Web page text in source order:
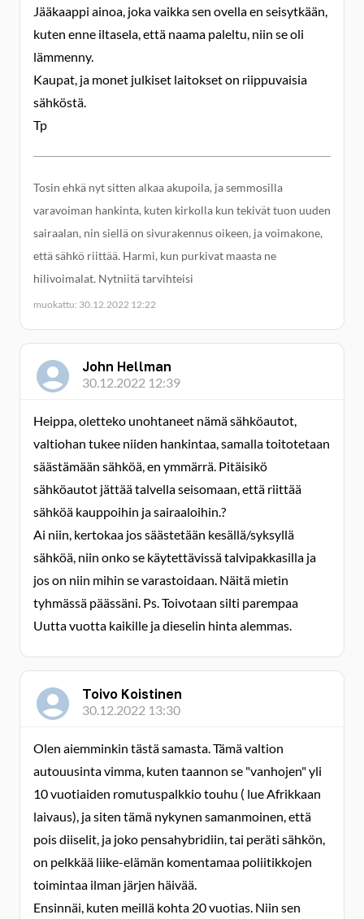
Jääkaappi ainoa, joka vaikka sen ovella en seisytkään,
kuten enne iltasela, että naama paleltu, niin se oli
lämmenny.
Kaupat, ja monet julkiset laitokset on riippuvaisia
sähköstä.
Tp
Tosin ehkä nyt sitten alkaa akupoila, ja semmosilla
varavoiman hankinta, kuten kirkolla kun tekivät tuon uuden
sairaalan, nin siellä on sivurakennus oikeen, ja voimakone,
että sähkö riittää. Harmi, kun purkivat maasta ne
hilivoimalat. Nytniitä tarvihteisi
muokattu: 30.12.2022 12:22
John Hellman
30.12.2022 12:39
Heippa, oletteko unohtaneet nämä sähköautot,
valtiohan tukee niiden hankintaa, samalla toitotetaan
säästämään sähköä, en ymmärrä. Pitäisikö
sähköautot jättää talvella seisomaan, että riittää
sähköä kauppoihin ja sairaaloihin.?
Ai niin, kertokaa jos säästetään kesällä/syksyllä
sähköä, niin onko se käytettävissä talvipakkasilla ja
jos on niin mihin se varastoidaan. Näitä mietin
tyhmässä päässäni. Ps. Toivotaan silti parempaa
Uutta vuotta kaikille ja dieselin hinta alemmas.
Toivo Koistinen
30.12.2022 13:30
Olen aiemminkin tästä samasta. Tämä valtion
autouusinta vimma, kuten taannon se "vanhojen" yli
10 vuotiaiden romutuspalkkio touhu ( lue Afrikkaan
laivaus), ja siten tämä nykynen samanmoinen, että
pois diiselit, ja joko pensahybridiin, tai peräti sähkön,
on pelkkää liike-elämän komentamaa poliitikkojen
toimintaa ilman järjen häivää.
Ensinnäi, kuten meillä kohta 20 vuotias. Niin sen